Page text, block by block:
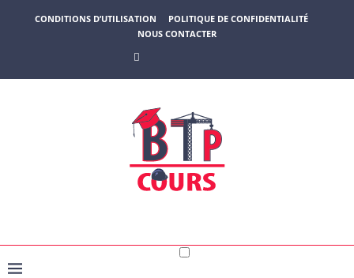
CONDITIONS D’UTILISATION
POLITIQUE DE CONFIDENTIALITÉ
NOUS CONTACTER